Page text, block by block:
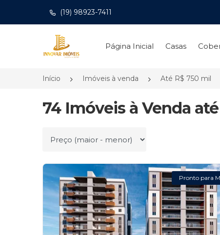
(19) 98923-7411
Página inicial
Página Inicial Casas
Início Imóveis à venda Até R$ 750 mil
74 Imóveis à Venda
Ordenar por
Pronto para